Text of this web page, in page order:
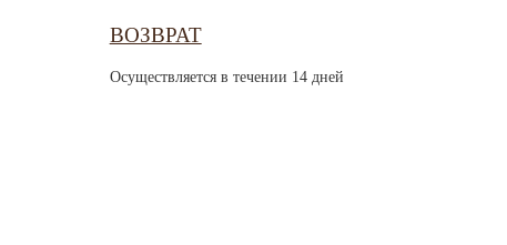
ВОЗВРАТ
Осуществляется в течении 14 дней